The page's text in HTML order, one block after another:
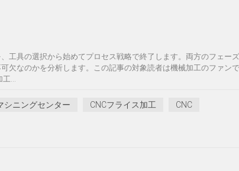
工具の選択から始めてプロセス戦略で終了します。両方のフェー
欠なのかを分析します。この記事の対象読者は機械加工のファン
...
シニングセンター CNCフライス加工
CNC